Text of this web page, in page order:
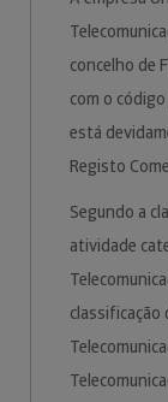
concelho de
com o
está
Registo
Segundo a
atividade
classificação